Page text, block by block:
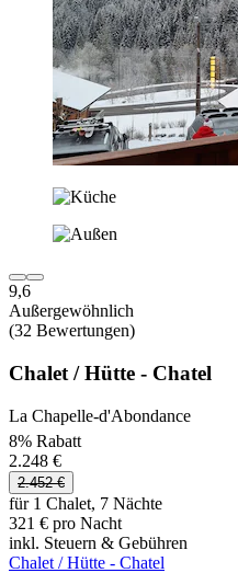
9,6
Außergewöhnlich
(32 Bewertungen)
Chalet / Hütte - Chatel
La Chapelle-d'Abondance
8% Rabatt
2.248 €
2.452 €
für 1 Chalet, 7 Nächte
321 € pro Nacht
inkl. Steuern & Gebühren
Chalet / Hütte - Chatel